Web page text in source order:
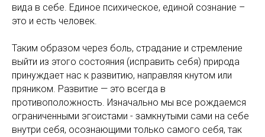
вида в себе. Единое психическое, единой сознание –
это и есть человек.
Таким образом через боль, страдание и стремление
выйти из этого состояния (исправить себя) природа
принуждает нас к развитию, направляя кнутом или
пряником. Развитие — это всегда в
противоположность. Изначально мы все рождаемся
ограниченными эгоистами - замкнутыми сами на себе
внутри себя, осознающими только самого себя, так